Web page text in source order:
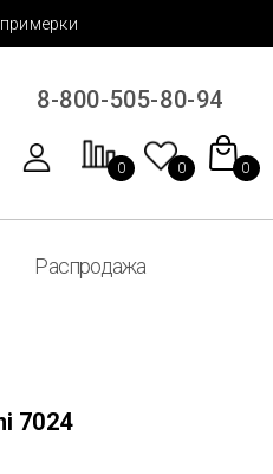
8-800-505-80-94
0 0 0
Распродажа
7024